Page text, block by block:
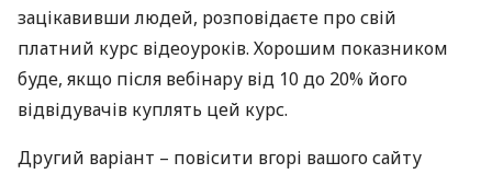
зацікавивши людей, розповідаєте про свій
платний курс відеоуроків. Хорошим показником
буде, якщо після вебінару від 10 до 20% його
відвідувачів куплять цей курс.
Другий варіант – повісити вгорі вашого сайту